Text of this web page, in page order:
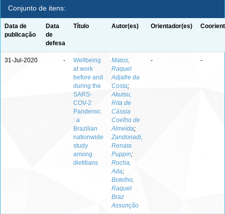
Conjunto de itens:
Data de
publicação
Data
de
defesa
Título Autor(es) Orientador(es)
31-Jul-2020 -
Wellbeing
at work
before and
during the
SARS-
COV-2
Pandemic
: a
Brazilian
nationwide
study
among
dietitians
Matos,
Raquel
Adjafre da
Costa;
Akutsu,
Rita de
Cássia
Coelho de
Almeida;
Zandonadi,
Renata
Puppin;
Rocha,
Ada;
Botelho,
Raquel
Braz
Assunção
- -